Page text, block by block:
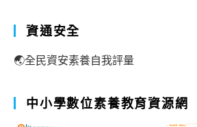
資通安全
🌏全民資安素養自我評量
中小學數位素養教育資源網